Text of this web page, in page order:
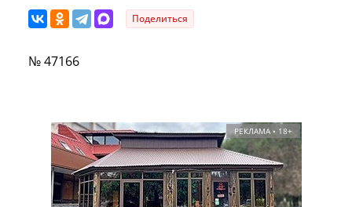
Поделиться
№ 47166
РЕКЛАМА • 18+